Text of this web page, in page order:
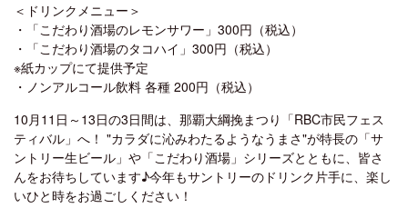
＜ドリンクメニュー＞
・「こだわり酒場のレモンサワー」300円（税込）
・「こだわり酒場のタコハイ」300円（税込）
※紙カップにて提供予定
・ノンアルコール飲料 各種 200円（税込）
10月11日～13日の3日間は、那覇大綱挽まつり「RBC市民フェス
ティバル」へ！ "カラダに沁みわたるようなうまさ"が特長の「サ
ントリー生ビール」や「こだわり酒場」シリーズとともに、皆さ
んをお待ちしています♪今年もサントリーのドリンク片手に、楽し
いひと時をお過ごしください！